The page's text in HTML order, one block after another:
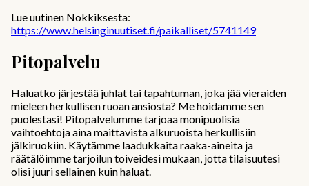
Lue uutinen Nokkiksesta:
https://www.helsinginuutiset.fi/paikalliset/5741149
Pitopalvelu
Haluatko järjestää juhlat tai tapahtuman, joka jää vieraiden
mieleen herkullisen ruoan ansiosta? Me hoidamme sen
puolestasi! Pitopalvelumme tarjoaa monipuolisia
vaihtoehtoja aina maittavista alkuruoista herkullisiin
jälkiruokiin. Käytämme laadukkaita raaka-aineita ja
räätälöimme tarjoilun toiveidesi mukaan, jotta tilaisuutesi
olisi juuri sellainen kuin haluat.